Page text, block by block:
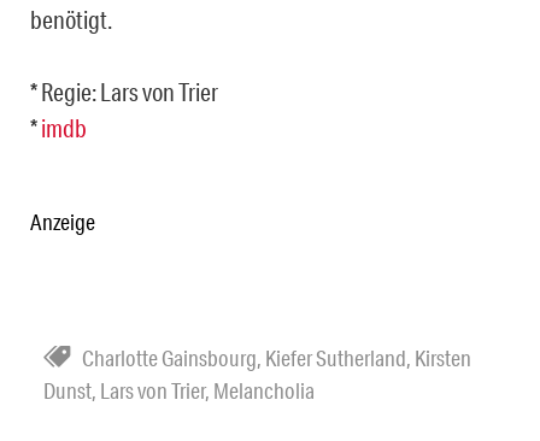
benötigt.
* Regie: Lars von Trier
*imdb
Anzeige
Charlotte Gainsbourg, Kiefer Sutherland, Kirsten
Dunst, Lars von Trier, Melancholia